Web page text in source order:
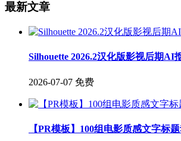
最新文章
Silhouette 2026.2汉化版影视后期
2026-07-07 免费
【PR模板】100组电影质感文字标